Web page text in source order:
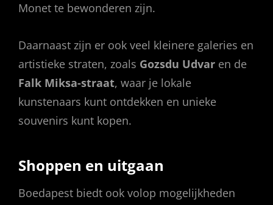
Monet te bewonderen zijn.
Daarnaast zijn er ook veel kleinere galeries en
artistieke straten, zoals Gozsdu Udvar en de
Falk Miksa-straat, waar je lokale
kunstenaars kunt ontdekken en unieke
souvenirs kunt kopen.
Shoppen en uitgaan
Boedapest biedt ook volop mogelijkheden